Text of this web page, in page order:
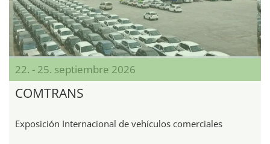
22. - 25. septiembre 2026
COMTRANS
Exposición Internacional de vehículos comerciales